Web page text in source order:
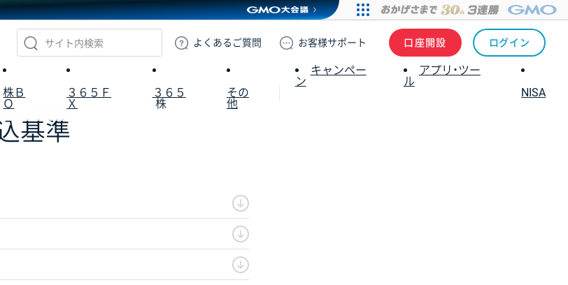
GMOクリック証券
よくある ご質問 お客様サポート 口座開設 ログイン
株Ｂ
Ｏ
３６５Ｆ
Ｘ
３６５
株
その
他
キャンペー
ン
アプリ・ツー
ル
NISA
基準